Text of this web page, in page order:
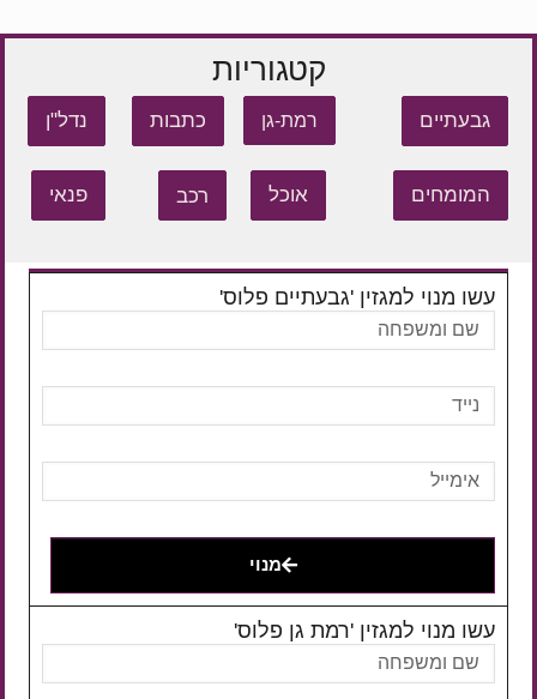
קטגוריות
גבעתיים רמת-גן כתבות נדל"ן
המומחים אוכל רכב פנאי
עשו מנוי למגזין 'גבעתיים פלוס'
מנוי
עשו מנוי למגזין 'רמת גן פלוס'